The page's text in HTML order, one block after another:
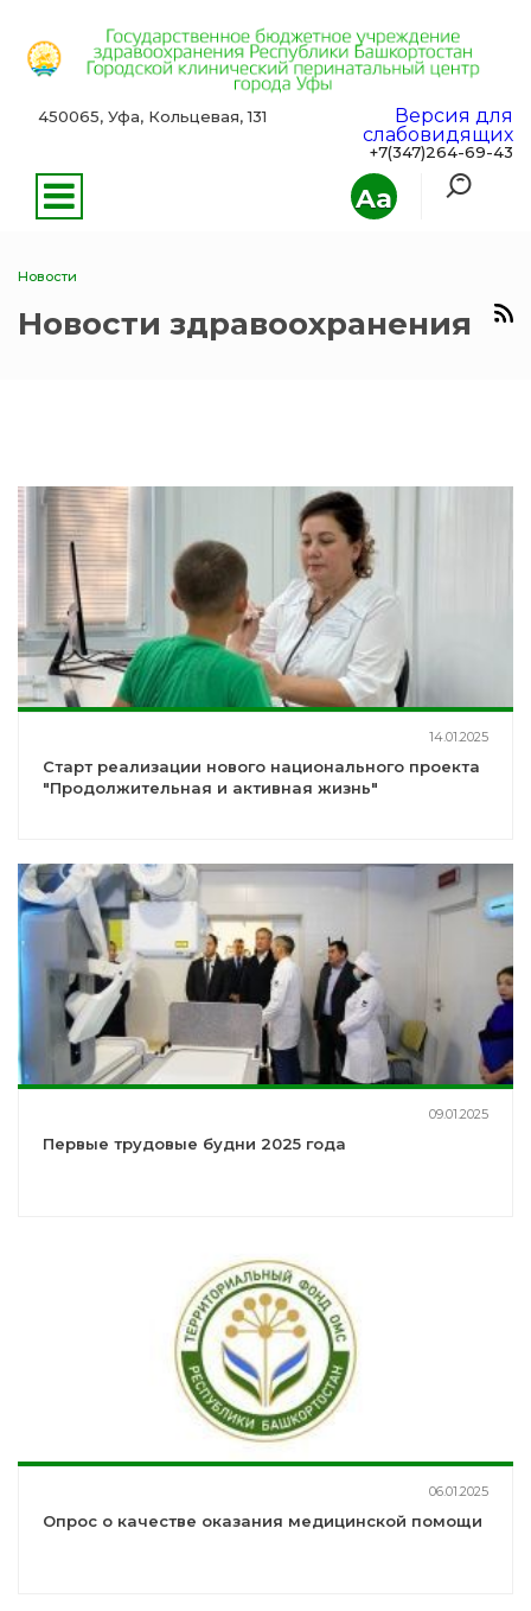
Aa
450065, Уфа, Кольцевая, 131
Версия для
слабовидящих
+7(347)264-69-43
Новости
Новости здравоохранения
14.01.2025
Старт реализации нового национального проекта
"Продолжительная и активная жизнь"
09.01.2025
Первые трудовые будни 2025 года
06.01.2025
Опрос о качестве оказания медицинской помощи